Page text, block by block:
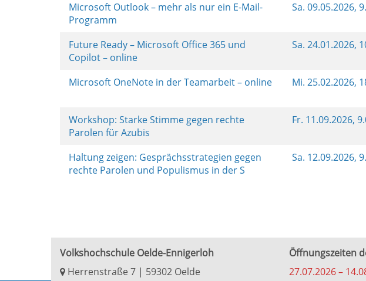
Microsoft Outlook – mehr als nur ein E-Mail-
Programm
Sa. 09.05.2026,
Future Ready – Microsoft Office 365 und
Copilot – online
Sa. 24.01.2026,
Microsoft OneNote in der Teamarbeit – online Mi. 25.02.2026,
Workshop: Starke Stimme gegen rechte
Parolen für Azubis
Fr. 11.09.2026,
Haltung zeigen: Gesprächsstrategien gegen
rechte Parolen und Populismus in der S
Sa. 12.09.2026,
Volkshochschule Oelde-Ennigerloh
Herrenstraße 7 | 59302 Oelde
Öffnungszeiten
27.07.2026 –